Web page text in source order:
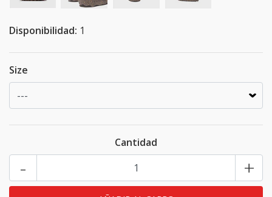
Disponibilidad: 1
Size
Cantidad
+
-